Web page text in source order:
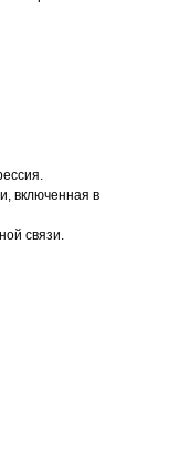
включенная в
связи.